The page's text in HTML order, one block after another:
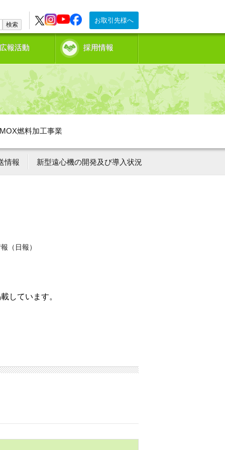
お取引先様へ
検索
報活動 採用情報
燃料加工事業
情報 新型遠心機の開発及び導入状況
（日報）
しています。